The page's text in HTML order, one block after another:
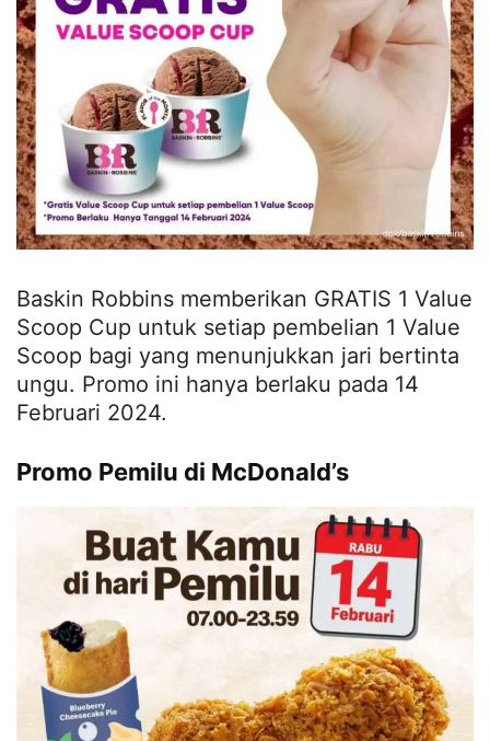
Baskin Robbins memberikan GRATIS 1 Value
Scoop Cup untuk setiap pembelian 1 Value
Scoop bagi yang menunjukkan jari bertinta
ungu. Promo ini hanya berlaku pada 14
Februari 2024.
Promo Pemilu di McDonald’s